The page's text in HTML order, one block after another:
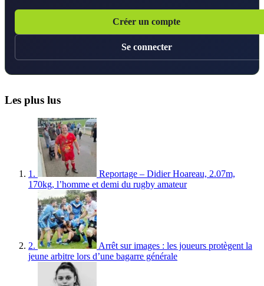
Créer un compte
Se connecter
Les plus lus
1.
Reportage – Didier Hoareau, 2.07m,
170kg, l’homme et demi du rugby amateur
2.
Arrêt sur images : les joueurs protègent la
jeune arbitre lors d’une bagarre générale